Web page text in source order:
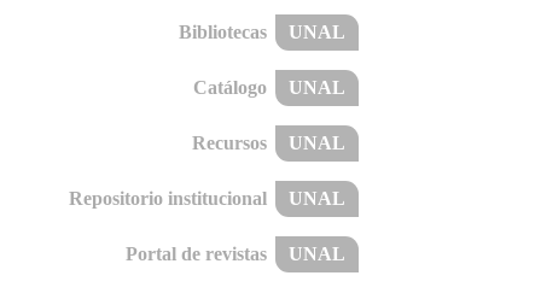
Bibliotecas UNAL
Catálogo UNAL
Recursos UNAL
Repositorio institucional UNAL
Portal de revistas UNAL